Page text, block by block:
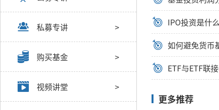
私募专讲 >
购买基金 >
视频讲堂 >
IPO投资是什
如何避免货币
ETF与ETF联
更多推荐